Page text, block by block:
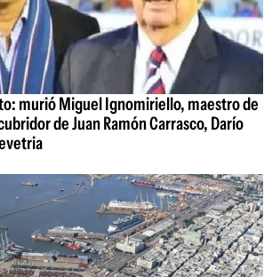
murió Miguel Ignomiriello, maestro de
de Juan Ramón Carrasco, Darío